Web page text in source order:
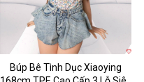
Búp Bê Tình Dục Xiaoying